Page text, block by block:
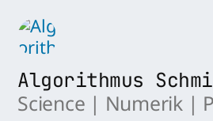
Zum
Inhalt
springen
Algorithmus
Science | Numerik |